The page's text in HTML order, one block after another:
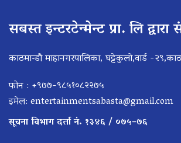
सबस्त इन्टरटेन्मेन्ट प्रा. लि
काठमान्डौ माहानगरपालिका, घट्टेकुलो,वार्ड -
फोन : +९७७-९८५१०८२२७५
इमेल: entertainmentsabasta@gmail.com
सूचना विभाग दर्ता नं. १३४६ / ०७५–७६